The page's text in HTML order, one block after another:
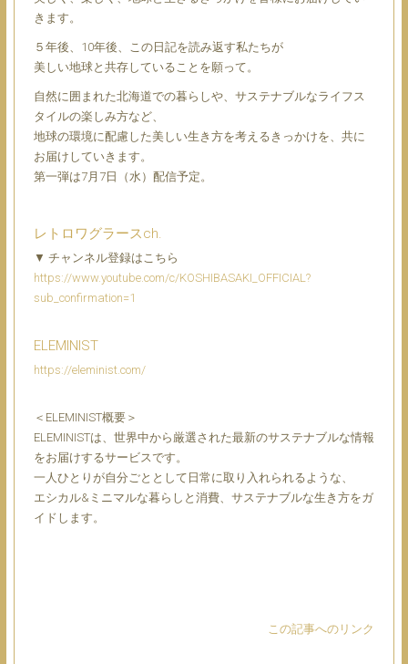
きます。
５年後、10年後、この日記を読み返す私たちが
美しい地球と共存していることを願って。
自然に囲まれた北海道での暮らしや、サステナブルなライフス
タイルの楽しみ方など、
地球の環境に配慮した美しい生き方を考えるきっかけを、共に
お届けしていきます。
第一弾は7月7日（水）配信予定。
レトロワグラースch.
▼ チャンネル登録はこちら
https://www.youtube.com/c/KOSHIBASAKI_OFFICIAL?
sub_confirmation=1
ELEMINIST
https://eleminist.com/
＜ELEMINIST概要＞
ELEMINISTは、世界中から厳選された最新のサステナブルな情報
をお届けするサービスです。
一人ひとりが自分ごととして日常に取り入れられるような、
エシカル&ミニマルな暮らしと消費、サステナブルな生き方をガ
イドします。
この記事へのリンク